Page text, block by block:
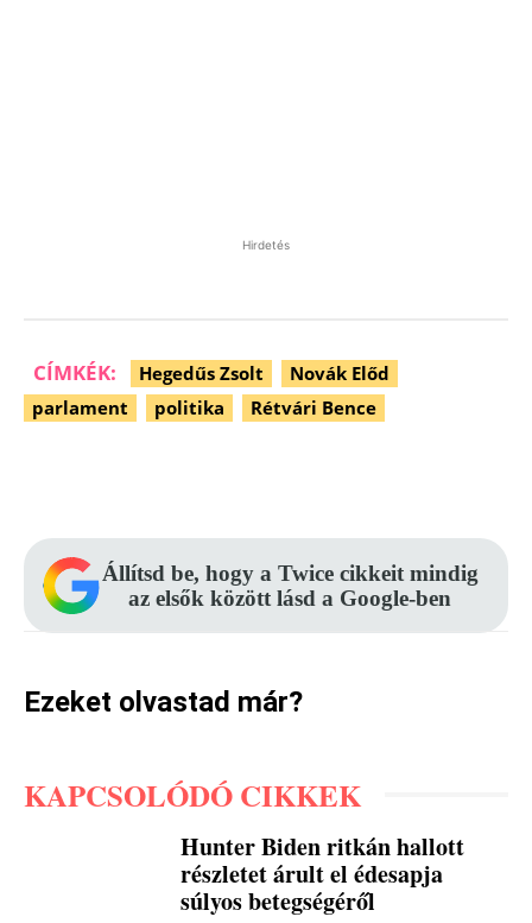
Hirdetés
CÍMKÉK: Hegedűs Zsolt
Novák Előd
parlament
politika Rétvári Bence
Állítsd be, hogy a Twice cikkeit mindig
az elsők között lásd a Google-ben
Ezeket olvastad már?
KAPCSOLÓDÓ CIKKEK
Hunter Biden ritkán hallott
részletet árult el édesapja
súlyos betegségéről